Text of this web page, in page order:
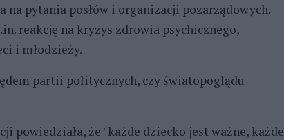
na pytania posłów i organizacji pozarządowych.
reakcję na kryzys zdrowia psychicznego,
i młodzieży.
partii politycznych, czy światopoglądu
powiedziała, że "każde dziecko jest ważne, każde